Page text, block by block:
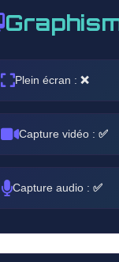
Plein écran : ❌
Capture vidéo : ✅
Capture audio : ✅